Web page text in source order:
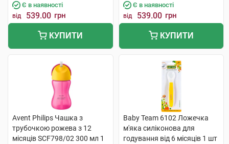
Є в наявності
від 539.00 грн
КУПИТИ
Є в наявності
від 539.00 грн
КУПИТИ
Avent Philips Чашка з
трубочкою рожева з 12
місяців SCF798/02 300 мл 1
Baby Team 6102 Ложечка
м'яка силіконова для
годування від 6 місяців 1 шт